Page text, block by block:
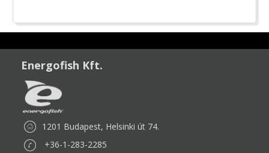
Energofish Kft.
1201 Budapest, Helsinki út 74.
+36-1-283-2285